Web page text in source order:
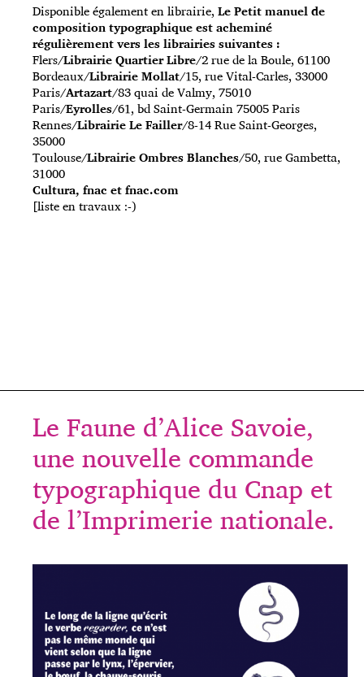
Disponible également en librairie, Le Petit manuel de
composition typographique est acheminé
régulièrement vers les librairies suivantes :
Flers/Librairie Quartier Libre/2 rue de la Boule, 61100
Bordeaux/Librairie Mollat/15, rue Vital-Carles, 33000
Paris/Artazart/83 quai de Valmy, 75010
Paris/Eyrolles/61, bd Saint-Germain 75005 Paris
Rennes/Librairie Le Failler/8-14 Rue Saint-Georges,
35000
Toulouse/Librairie Ombres Blanches/50, rue Gambetta,
31000
Cultura, fnac et fnac.com
[liste en travaux :-)
Le Faune d’Alice Savoie,
une nouvelle commande
typographique du Cnap et
de l’Imprimerie nationale.